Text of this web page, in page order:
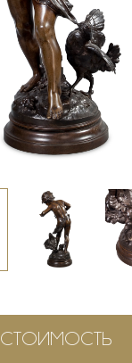
СТОИМОСТЬ